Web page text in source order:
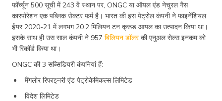
फॉर्च्यून 500 सूची में 243 वें स्थान पर, ONGC या ऑयल एंड नेचुरल गैस
कारपोरेशन एक पब्लिक सेक्टर फर्म है। भारत की इस पेट्रोल कंपनी ने फाइनेंशियल
ईयर 2020-21 में लगभग 20.2 मिलियन टन क्रूड आयल का उत्पादन किया था।
इसके साथ ही उस साल कंपनी ने 957 बिलियन डॉलरकी एनुअल सेल्स इनकम को
भी रिकॉर्ड किया था।
ONGC की 3 सब्सिडियरी कंपनियां हैं:
मैंगलोर रिफाइनरी एंड पेट्रोकेमिकल्स लिमिटेड
विदेश लिमिटेड